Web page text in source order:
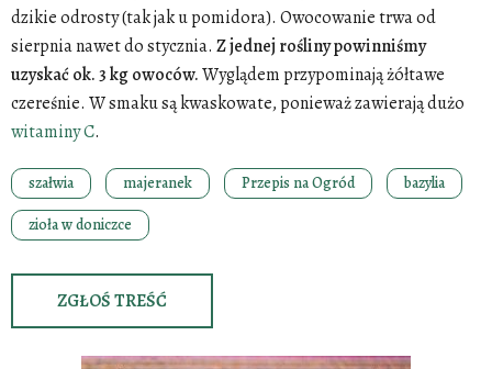
dzikie odrosty (tak jak u pomidora). Owocowanie trwa od
sierpnia nawet do stycznia. Z jednej rośliny powinniśmy
uzyskać ok. 3 kg owoców.Wyglądem przypominają żółtawe
czereśnie. W smaku są kwaskowate, ponieważ zawierają dużo
witaminy C.
szałwia majeranek Przepis na Ogród
bazylia
zioła w doniczce
ZGŁOŚ TREŚĆ